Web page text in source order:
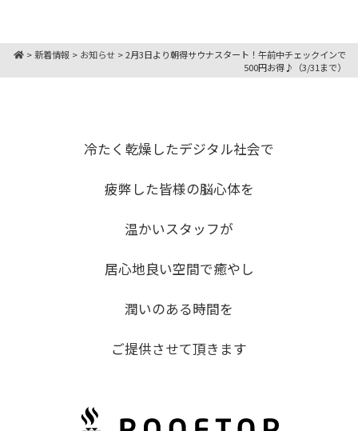
>新着情報 > お知らせ >2月3日より朝得サウナスタート！午前中チェックインで
500円お得♪（3/31まで）
冷たく乾燥したデジタル社会で
疲弊した皆様の脳心体を
温かいスタッフが
居心地良い空間で癒やし
潤いのある時間を
ご提供させて頂きます